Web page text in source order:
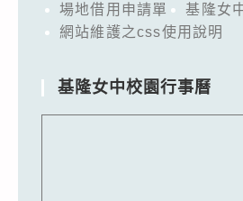
場地借用申請單
基隆女
網站維護之css使用說明
基隆女中校園行事曆